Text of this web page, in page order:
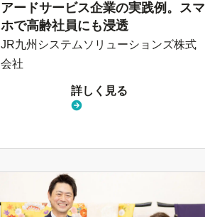
アードサービス企業の実践例。スマ
ホで高齢社員にも浸透
JR九州システムソリューションズ株式
会社
詳しく見る